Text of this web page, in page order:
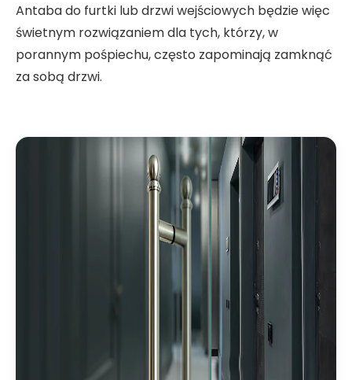
Antaba do furtki lub drzwi wejściowych będzie więc
świetnym rozwiązaniem dla tych, którzy, w
porannym pośpiechu, często zapominają zamknąć
za sobą drzwi.